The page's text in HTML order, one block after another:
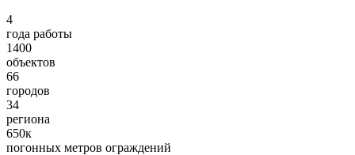
4
года работы
1400
объектов
66
городов
34
региона
650к
погонных метров ограждений